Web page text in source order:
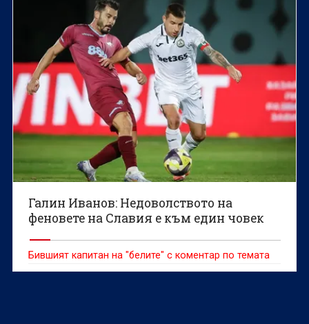
Галин Иванов: Недоволството на
феновете на Славия е към един човек
Бившият капитан на "белите" с коментар по темата